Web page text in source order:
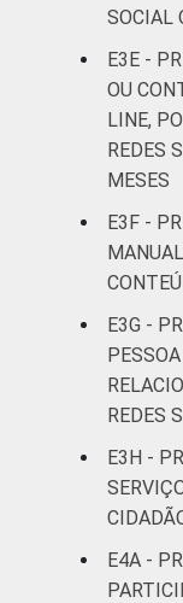
SOCIAL
E3E -
OU
LINE,
REDES
MESES
E3F -
E3G -
REDES
E3H -
E4A -